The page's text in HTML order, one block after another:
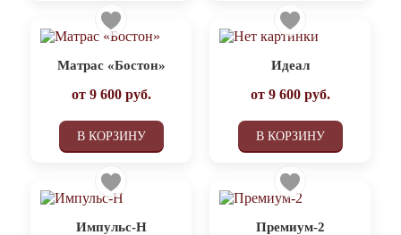
Матрас «Бостон»
от 9 600руб.
В КОРЗИНУ
Идеал
от 9 600руб.
В КОРЗИНУ
Импульс-Н Премиум-2